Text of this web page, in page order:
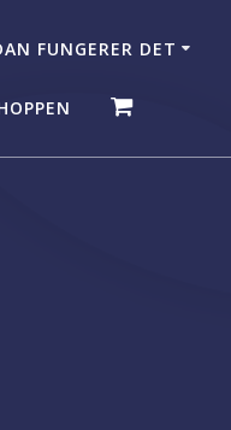
FUNGERER DET